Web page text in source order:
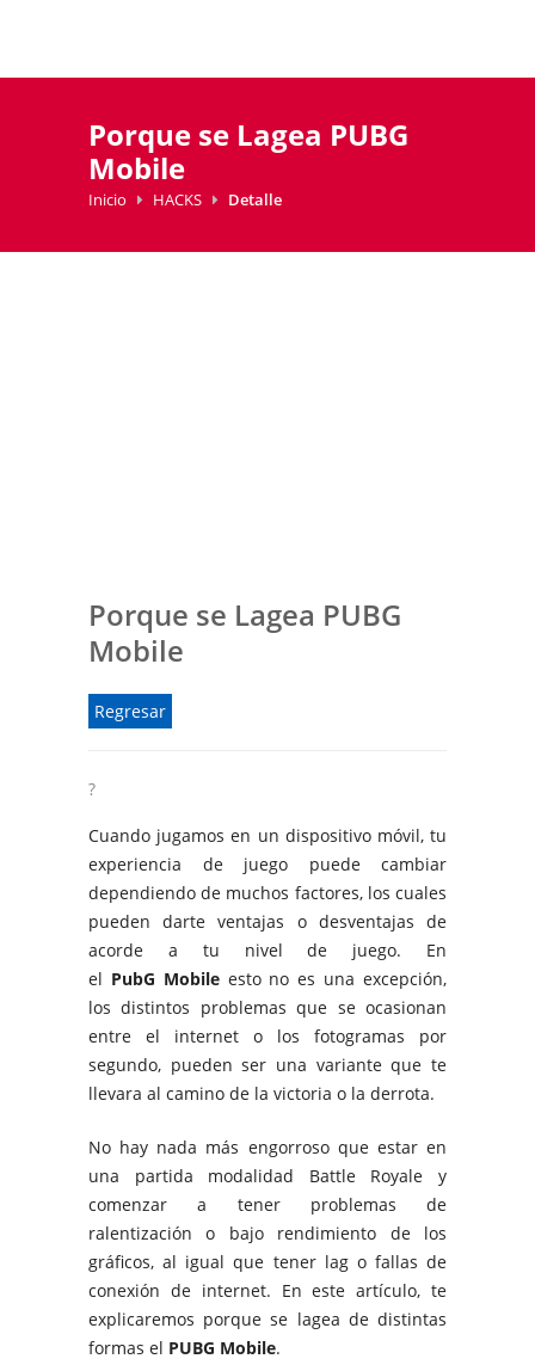
Porque se Lagea PUBG
Mobile
Inicio HACKS Detalle
Porque se Lagea PUBG
Mobile
Regresar
?
Cuando jugamos en un dispositivo móvil, tu
experiencia de juego puede cambiar
dependiendo de muchos factores, los cuales
pueden darte ventajas o desventajas de
acorde a tu nivel de juego. En
el PubG Mobile esto no es una excepción,
los distintos problemas que se ocasionan
entre el internet o los fotogramas por
segundo, pueden ser una variante que te
llevara al camino de la victoria o la derrota.
No hay nada más engorroso que estar en
una partida modalidad Battle Royale y
comenzar a tener problemas de
ralentización o bajo rendimiento de los
gráficos, al igual que tener lag o fallas de
conexión de internet. En este artículo, te
explicaremos porque se lagea de distintas
formas el PUBG Mobile.